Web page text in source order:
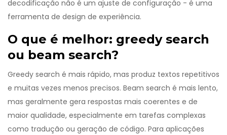
decodificação não é um ajuste de configuração - é uma
ferramenta de design de experiência.
O que é melhor: greedy search
ou beam search?
Greedy search é mais rápido, mas produz textos repetitivos
e muitas vezes menos precisos. Beam search é mais lento,
mas geralmente gera respostas mais coerentes e de
maior qualidade, especialmente em tarefas complexas
como tradução ou geração de código. Para aplicações